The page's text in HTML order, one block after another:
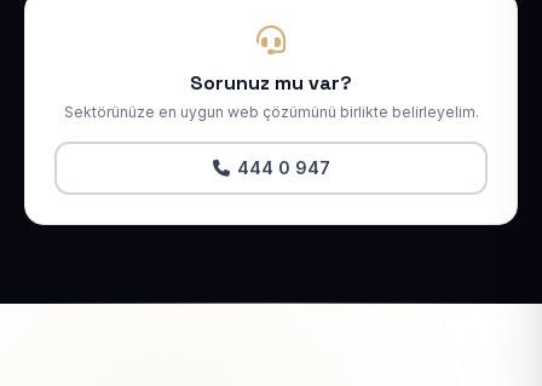
Sorunuz mu var?
Sektörünüze en uygun web çözümünü birlikte belirleyelim.
444 0 947